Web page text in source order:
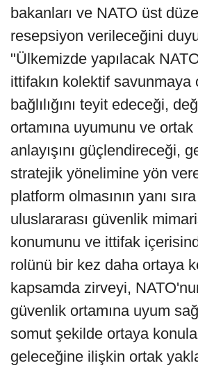
bakanları ve NATO üst
resepsiyon verileceğini
"Ülkemizde yapılacak
ittifakın kolektif savunmaya
bağlılığını teyit edeceği,
ortamına uyumunu ve ortak
anlayışını güçlendireceği,
stratejik yönelimine yön
platform olmasının yanı
uluslararası güvenlik
konumunu ve ittifak
rolünü bir kez daha ortaya
kapsamda zirveyi,
güvenlik ortamına uyum
somut şekilde ortaya
geleceğine ilişkin ortak